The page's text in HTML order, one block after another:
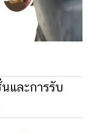
และการรับ